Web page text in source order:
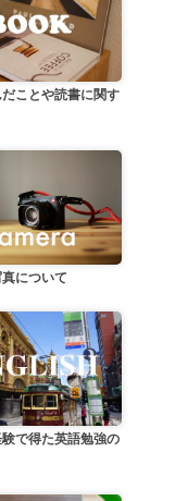
ことや読書に関す
について
で得た英語勉強の